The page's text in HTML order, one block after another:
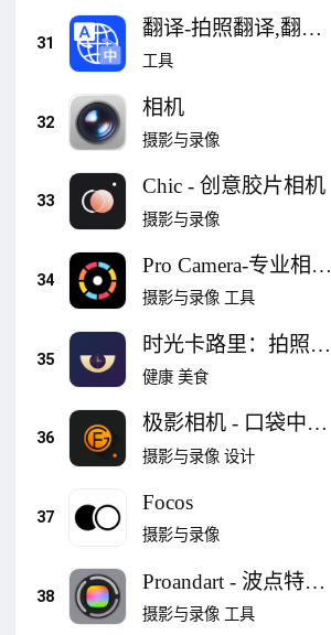
31
翻译-拍照翻译,翻译
软件实时对话
工具
32
相机
摄影与录像
33
Chic - 创意胶片相机
摄影与录像
34
Pro Camera-专业相机
模式单反摄影摄像拍
摄影与录像 工具
35
时光卡路里：拍照记
餐
健康 美食
36
极影相机 - 口袋中的
专业相机
摄影与录像 设计
37
Focos
摄影与录像
38
Proandart - 波点特效
修图软件支持调色板
摄影与录像 工具